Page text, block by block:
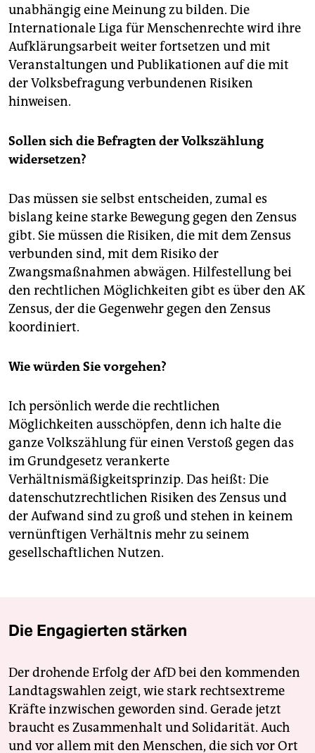
unabhängig eine Meinung zu bilden. Die
Internationale Liga für Menschenrechte wird ihre
Aufklärungsarbeit weiter fortsetzen und mit
Veranstaltungen und Publikationen auf die mit
der Volksbefragung verbundenen Risiken
hinweisen.
Sollen sich die Befragten der Volkszählung
widersetzen?
Das müssen sie selbst entscheiden, zumal es
bislang keine starke Bewegung gegen den Zensus
gibt. Sie müssen die Risiken, die mit dem Zensus
verbunden sind, mit dem Risiko der
Zwangsmaßnahmen abwägen. Hilfestellung bei
den rechtlichen Möglichkeiten gibt es über den AK
Zensus, der die Gegenwehr gegen den Zensus
koordiniert.
Wie würden Sie vorgehen?
Ich persönlich werde die rechtlichen
Möglichkeiten ausschöpfen, denn ich halte die
ganze Volkszählung für einen Verstoß gegen das
im Grundgesetz verankerte
Verhältnismäßigkeitsprinzip. Das heißt: Die
datenschutzrechtlichen Risiken des Zensus und
der Aufwand sind zu groß und stehen in keinem
vernünftigen Verhältnis mehr zu seinem
gesellschaftlichen Nutzen.
Die Engagierten stärken
Der drohende Erfolg der AfD bei den kommenden
Landtagswahlen zeigt, wie stark rechtsextreme
Kräfte inzwischen geworden sind. Gerade jetzt
braucht es Zusammenhalt und Solidarität. Auch
und vor allem mit den Menschen, die sich vor Ort